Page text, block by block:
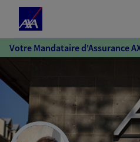
au
au
pied
de
Votre Mandataire d'Assurance